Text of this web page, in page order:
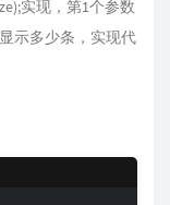
实现，第1个参数
示多少条，实现代